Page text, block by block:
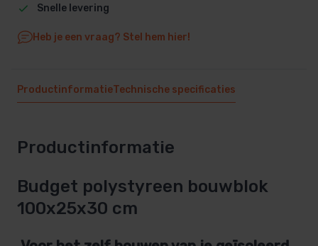
Snelle levering
Heb je een vraag? Stel hem hier!
ProductinformatieTechnische specificaties
Productinformatie
Budget polystyreen bouwblok
100x25x30 cm